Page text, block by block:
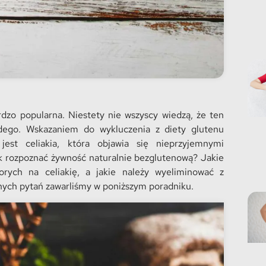
popularna. Niestety nie wszyscy wiedzą, że ten
Wskazaniem do wykluczenia z diety glutenu
celiakia, która objawia się nieprzyjemnymi
żywność naturalnie bezglutenową? Jakie
na celiakię, a jakie należy wyeliminować z
pytań zawarliśmy w poniższym poradniku.